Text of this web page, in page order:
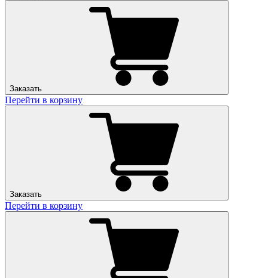
Заказать
Перейти в корзину
Заказать
Перейти в корзину